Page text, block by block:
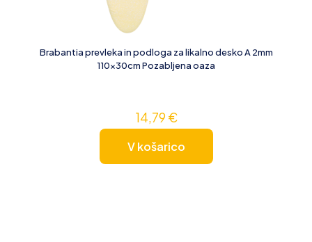
Brabantia prevleka in podloga za likalno desko A 2mm
110x30cm Pozabljena oaza
14,79€
V košarico